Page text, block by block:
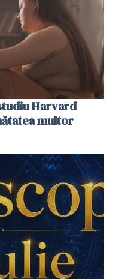
Harvard
multor